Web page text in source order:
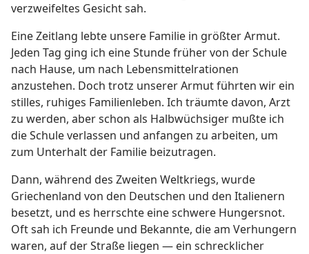
verzweifeltes Gesicht sah.
Eine Zeitlang lebte unsere Familie in größter Armut.
Jeden Tag ging ich eine Stunde früher von der Schule
nach Hause, um nach Lebensmittelrationen
anzustehen. Doch trotz unserer Armut führten wir ein
stilles, ruhiges Familienleben. Ich träumte davon, Arzt
zu werden, aber schon als Halbwüchsiger mußte ich
die Schule verlassen und anfangen zu arbeiten, um
zum Unterhalt der Familie beizutragen.
Dann, während des Zweiten Weltkriegs, wurde
Griechenland von den Deutschen und den Italienern
besetzt, und es herrschte eine schwere Hungersnot.
Oft sah ich Freunde und Bekannte, die am Verhungern
waren, auf der Straße liegen — ein schrecklicher